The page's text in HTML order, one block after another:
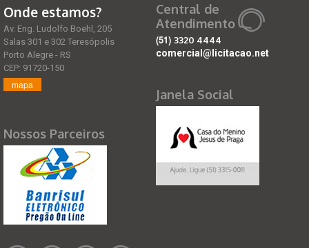
Onde estamos?
Av. Eng. Ludolfo Boehl, 205
Salas 301 e 302 Teresópolis
Porto Alegre - RS
CEP: 91720-150
mapa
Nossos Parceiros
Central de
Atendimento
(51) 3320 4444
comercial@licitacao.net
Janela Social